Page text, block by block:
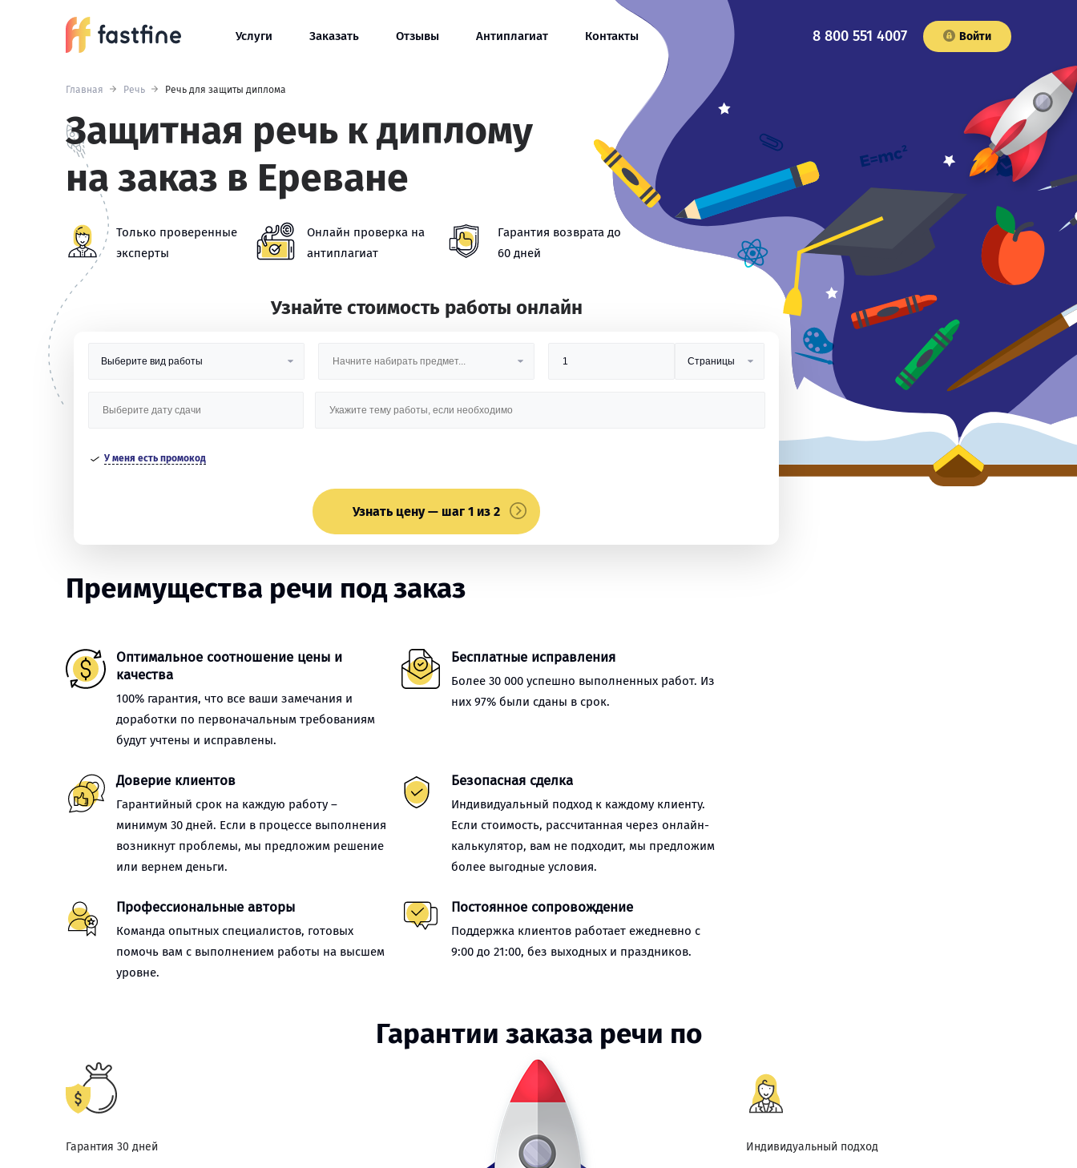
Услуги Заказать Отзывы Антиплагиат Контакты 8 800 551 4007 Войти
Главная Речь Речь для защиты диплома
Защитная речь к диплому
на заказ в Ереване
Только проверенные
эксперты
Онлайн проверка на
антиплагиат
Гарантия возврата до
60 дней
Узнайте стоимость работы онлайн
У меня есть промокод
Узнать цену — шаг 1 из 2
Преимущества речи под заказ
Оптимальное соотношение цены и
качества
100% гарантия, что все ваши замечания и
доработки по первоначальным требованиям
будут учтены и исправлены.
Бесплатные исправления
Более 30 000 успешно выполненных работ. Из
них 97% были сданы в срок.
Доверие клиентов
Гарантийный срок на каждую работу –
минимум 30 дней. Если в процессе выполнения
возникнут проблемы, мы предложим решение
или вернем деньги.
Безопасная сделка
Индивидуальный подход к каждому клиенту.
Если стоимость, рассчитанная через онлайн-
калькулятор, вам не подходит, мы предложим
более выгодные условия.
Профессиональные авторы
Команда опытных специалистов, готовых
помочь вам с выполнением работы на высшем
уровне.
Постоянное сопровождение
Поддержка клиентов работает ежедневно с
9:00 до 21:00, без выходных и праздников.
Гарантии заказа речи по
Гарантия 30 дней Индивидуальный подход